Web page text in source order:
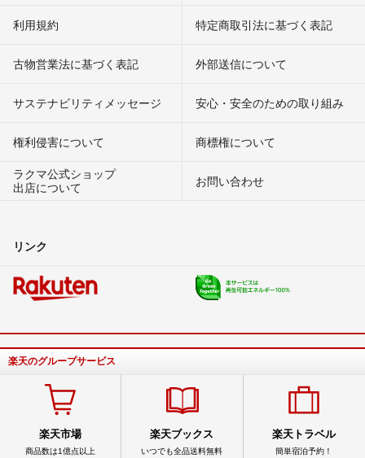
利用規約 特定商取引法に基づく表記
古物営業法に基づく表記 外部送信について
サステナビリティメッセージ 安心・安全のための取り組み
権利侵害について
商標権について
ラクマ公式ショップ
出店について
お問い合わせ
リンク
楽天のグループサービス
楽天市場
商品数は1億点以上
楽天ブックス
いつでも全品送料無料
楽天トラベル
簡単宿泊予約！